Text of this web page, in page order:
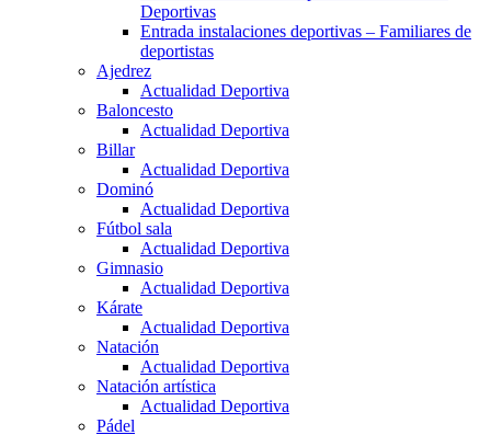
Deportivas
Entrada instalaciones deportivas – Familiares de
deportistas
Ajedrez
Actualidad Deportiva
Baloncesto
Actualidad Deportiva
Billar
Actualidad Deportiva
Dominó
Actualidad Deportiva
Fútbol sala
Actualidad Deportiva
Gimnasio
Actualidad Deportiva
Kárate
Actualidad Deportiva
Natación
Actualidad Deportiva
Natación artística
Actualidad Deportiva
Pádel